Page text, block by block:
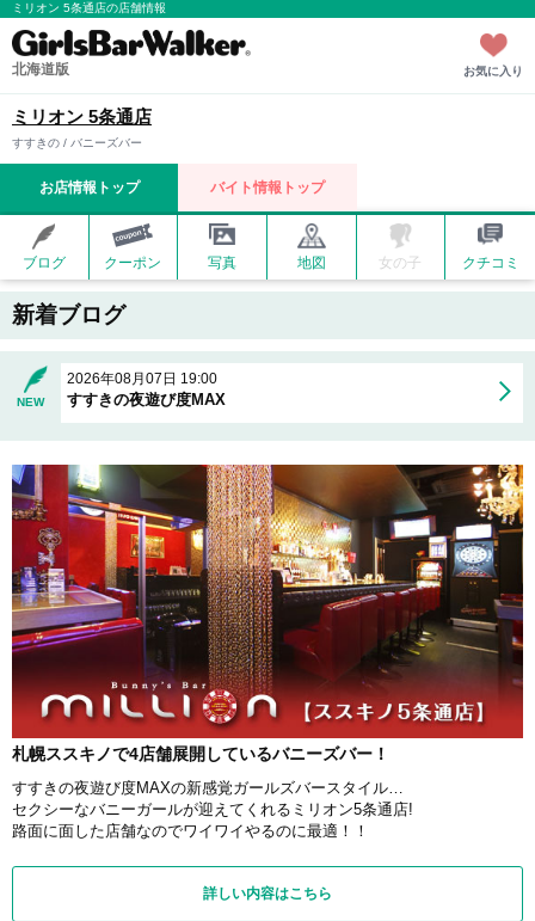
ミリオン 5条通店の店舗情報
北海道版 お気に入り
ミリオン 5条通店
すすきの / バニーズバー
お店情報トップ バイト情報トップ
ブログ クーポン 写真 地図 女の子 クチコミ
新着ブログ
NEW
2026年08月07日 19:00
すすきの夜遊び度MAX
札幌ススキノで4店舗展開しているバニーズバー！
すすきの夜遊び度MAXの新感覚ガールズバースタイル…
セクシーなバニーガールが迎えてくれるミリオン5条通店!
路面に面した店舗なのでワイワイやるのに最適！！
詳しい内容はこちら